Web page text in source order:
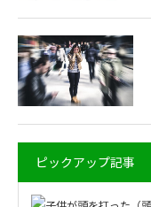
ピックアップ記事